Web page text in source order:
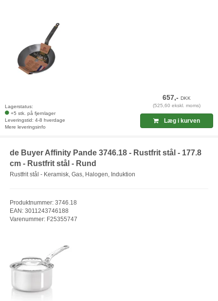
Lagerstatus:
+5 stk. på fjernlager
Leveringstid: 4-8 hverdage
Mere leveringsinfo
657,-DKK
(525,60 ekskl. moms)
Læg i kurven
de Buyer Affinity Pande 3746.18 - Rustfrit stål - 177.8
cm - Rustfrit stål - Rund
Rustfrit stål - Keramisk, Gas, Halogen, Induktion
Produktnummer: 3746.18
EAN: 3011243746188
Varenummer: F25355747